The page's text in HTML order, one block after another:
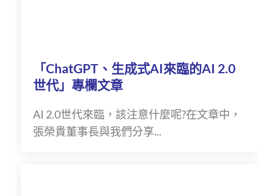
「ChatGPT、生成式AI來臨的AI 2.0
世代」專欄文章
AI 2.0世代來臨，該注意什麼呢?在文章中，
張榮貴董事長與我們分享...